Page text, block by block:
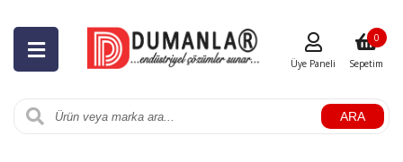
ARA
Üye Paneli Sepetim
0